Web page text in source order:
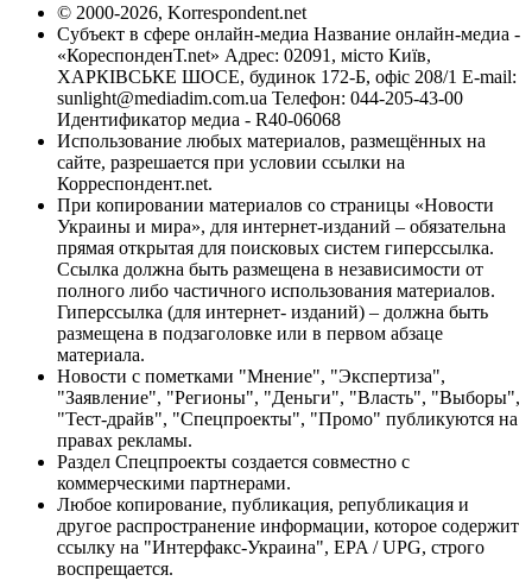
© 2000-2026, Korrespondent.net
Субъект в сфере онлайн-медиа Название онлайн-медиа -
«КореспонденТ.net» Адрес: 02091, місто Київ,
ХАРКІВСЬКЕ ШОСЕ, будинок 172-Б, офіс 208/1 E-mail:
sunlight@mediadim.com.ua Телефон: 044-205-43-00
Идентификатор медиа - R40-06068
Использование любых материалов, размещённых на
сайте, разрешается при условии ссылки на
Корреспондент.net.
При копировании материалов со страницы «Новости
Украины и мира», для интернет-изданий – обязательна
прямая открытая для поисковых систем гиперссылка.
Ссылка должна быть размещена в независимости от
полного либо частичного использования материалов.
Гиперссылка (для интернет- изданий) – должна быть
размещена в подзаголовке или в первом абзаце
материала.
Новости с пометками "Мнение", "Экспертиза",
"Заявление", "Регионы", "Деньги", "Власть", "Выборы",
"Тест-драйв", "Спецпроекты", "Промо" публикуются на
правах рекламы.
Раздел Спецпроекты создается совместно с
коммерческими партнерами.
Любое копирование, публикация, републикация и
другое распространение информации, которое содержит
ссылку на "Интерфакс-Украина", EPA / UPG, строго
воспрещается.